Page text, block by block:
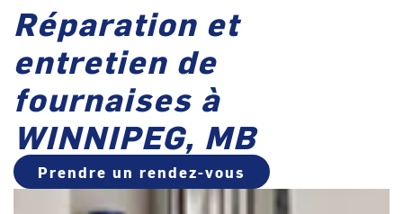
Réparation et
entretien de
fournaises à
WINNIPEG, MB
Prendre un rendez-vous